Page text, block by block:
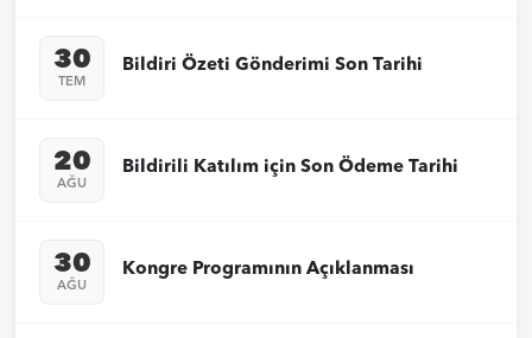
30
TEM
Bildiri Özeti Gönderimi Son Tarihi
20
AĞU
Bildirili Katılım için Son Ödeme Tarihi
30
AĞU
Kongre Programının Açıklanması